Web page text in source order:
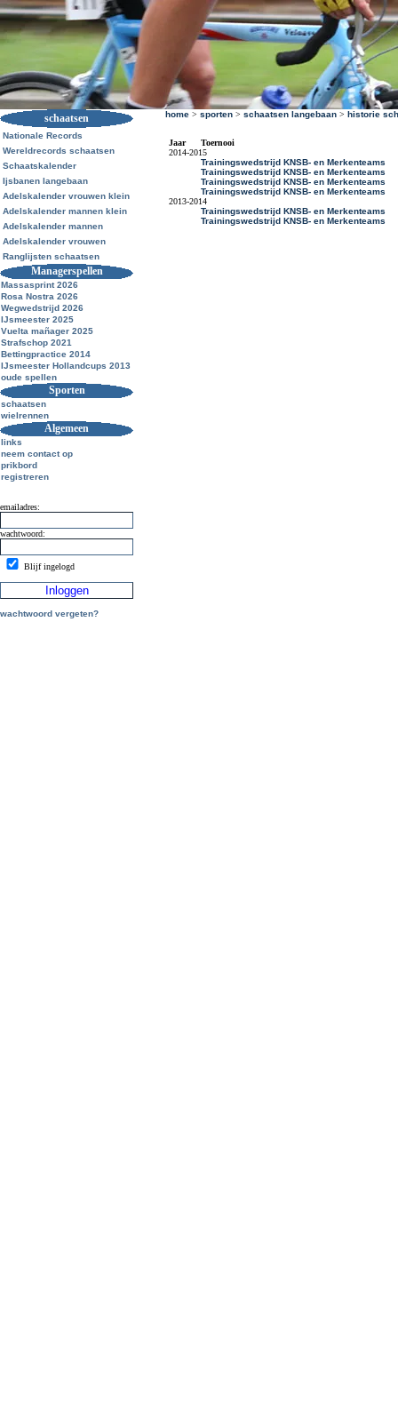
schaatsen
Nationale Records
Wereldrecords schaatsen
Schaatskalender
Ijsbanen langebaan
Adelskalender vrouwen klein
Adelskalender mannen klein
Adelskalender mannen
Adelskalender vrouwen
Ranglijsten schaatsen
Managerspellen
Massasprint 2026
Rosa Nostra 2026
Wegwedstrijd 2026
IJsmeester 2025
Vuelta mañager 2025
Strafschop 2021
Bettingpractice 2014
IJsmeester Hollandcups 2013
oude spellen
Sporten
schaatsen
wielrennen
Algemeen
links
neem contact op
prikbord
registreren
emailadres:
wachtwoord:
Blijf ingelogd
wachtwoord vergeten?
home > sporten > schaatsen langebaan > historie
Jaar
Toernooi
2014-2015
Trainingswedstrijd KNSB- en Merkenteams
Trainingswedstrijd KNSB- en Merkenteams
Trainingswedstrijd KNSB- en Merkenteams
Trainingswedstrijd KNSB- en Merkenteams
2013-2014
Trainingswedstrijd KNSB- en Merkenteams
Trainingswedstrijd KNSB- en Merkenteams